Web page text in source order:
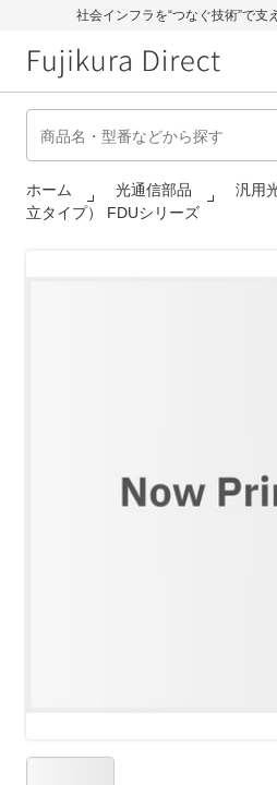
社会インフラを“つなぐ技術”で支
ホーム 光通信部品 汎用
立タイプ） FDUシリーズ